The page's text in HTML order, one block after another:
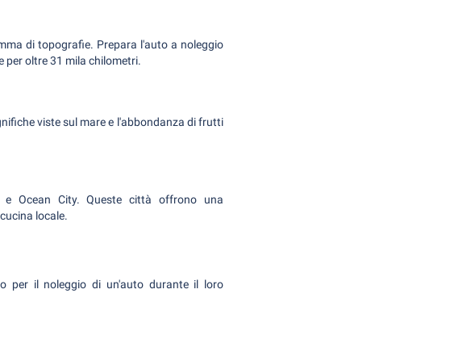
di topografie. Prepara l'auto a noleggio
per oltre 31 mila chilometri.
viste sul mare e l'abbondanza di frutti
Ocean City. Queste città offrono una
locale.
per il noleggio di un'auto durante il loro